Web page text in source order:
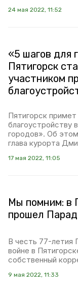
24 мая 2022, 11:52
«5 шагов для
Пятигорск
участником
Пятигорск
благоустройству
городов». Об
глава курорта
17 мая 2022, 11:05
Мы помним: в
прошел
В честь 77-летия
войне в
собственный
9 мая 2022, 11:33